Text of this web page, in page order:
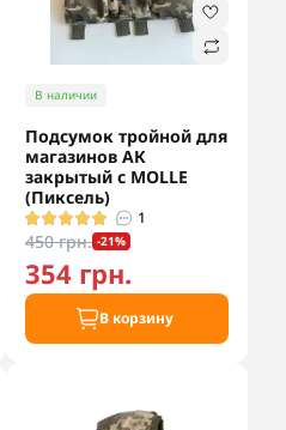
В наличии
Подсумок тройной для
магазинов АК
закрытый с MOLLE
(Пиксель)
1
450 грн. -21%
354 грн.
В корзину